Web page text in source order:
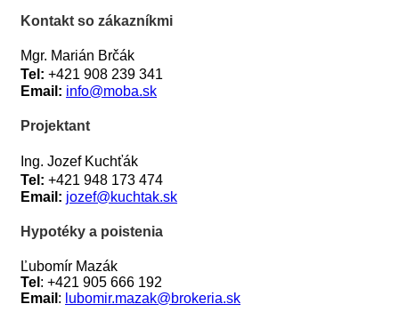
Kontakt so zákazníkmi
Mgr. Marián Brčák
Tel: +421 908 239 341
Email: info@moba.sk
Projektant
Ing. Jozef Kuchťák
Tel: +421 948 173 474
Email: jozef@kuchtak.sk
Hypotéky a poistenia
Ľubomír Mazák
Tel : +421 905 666 192
Email : lubomir.mazak@brokeria.sk